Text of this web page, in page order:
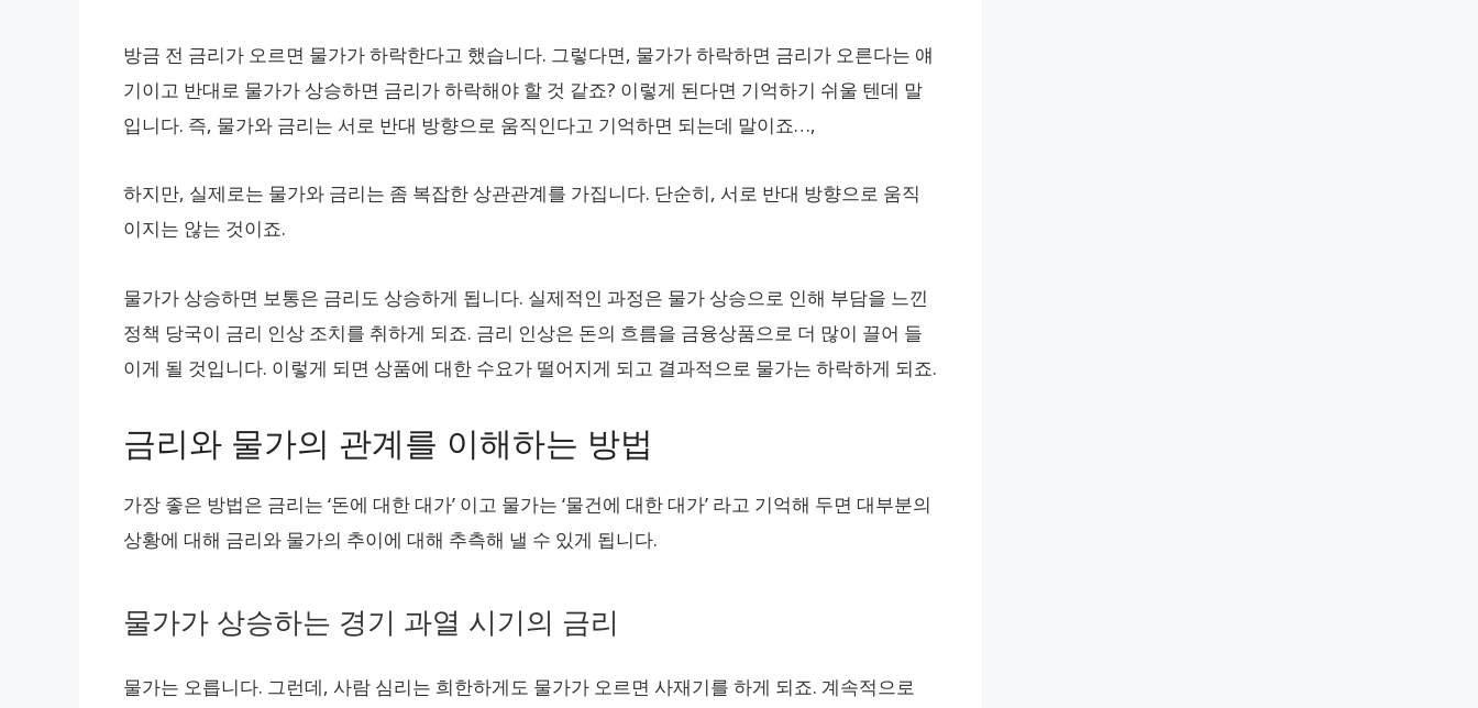
방금 전 금리가 오르면 물가가 하락한다고 했습니다. 그렇다면, 물가가 하락하면 금리가 오른다는 얘
기이고 반대로 물가가 상승하면 금리가 하락해야 할 것 같죠? 이렇게 된다면 기억하기 쉬울 텐데 말
입니다. 즉, 물가와 금리는 서로 반대 방향으로 움직인다고 기억하면 되는데 말이죠…,
하지만, 실제로는 물가와 금리는 좀 복잡한 상관관계를 가집니다. 단순히, 서로 반대 방향으로 움직
이지는 않는 것이죠.
물가가 상승하면 보통은 금리도 상승하게 됩니다. 실제적인 과정은 물가 상승으로 인해 부담을 느낀
정책 당국이 금리 인상 조치를 취하게 되죠. 금리 인상은 돈의 흐름을 금융상품으로 더 많이 끌어 들
이게 될 것입니다. 이렇게 되면 상품에 대한 수요가 떨어지게 되고 결과적으로 물가는 하락하게 되죠.
금리와 물가의 관계를 이해하는 방법
가장 좋은 방법은 금리는 ‘돈에 대한 대가’ 이고 물가는 ‘물건에 대한 대가’ 라고 기억해 두면 대부분의
상황에 대해 금리와 물가의 추이에 대해 추측해 낼 수 있게 됩니다.
물가가 상승하는 경기 과열 시기의 금리
물가는 오릅니다. 그런데, 사람 심리는 희한하게도 물가가 오르면 사재기를 하게 되죠. 계속적으로